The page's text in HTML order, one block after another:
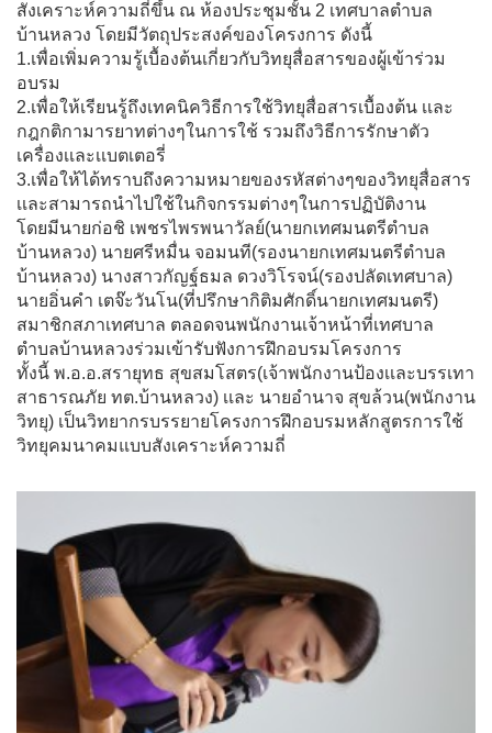
สังเคราะห์ความถี่ขึ้น ณ ห้องประชุมชั้น 2 เทศบาลตำบล
บ้านหลวง โดยมีวัตถุประสงค์ของโครงการ ดังนี้
1.เพื่อเพิ่มความรู้เบื้องต้นเกี่ยวกับวิทยุสื่อสารของผู้เข้าร่วม
อบรม
2.เพื่อให้เรียนรู้ถึงเทคนิควิธีการใช้วิทยุสื่อสารเบื้องต้น เเละ
กฎกติกามารยาทต่างๆในการใช้ รวมถึงวิธีการรักษาตัว
เครื่องเเละเเบตเตอรี่
3.เพื่อให้ได้ทราบถึงความหมายของรหัสต่างๆของวิทยุสื่อสาร
เเละสามารถนำไปใช้ในกิจกรรมต่างๆในการปฏิบัติงาน
โดยมีนายก่อชิ เพชรไพรพนาวัลย์(นายกเทศมนตรีตำบล
บ้านหลวง) นายศรีหมื่น จอมนที(รองนายกเทศมนตรีตำบล
บ้านหลวง) นางสาวกัญฐ์ธมล ดวงวิโรจน์(รองปลัดเทศบาล)
นายอิ่นคำ เตจ๊ะวันโน(ที่ปรึกษากิติมศักดิ์นายกเทศมนตรี)
สมาชิกสภาเทศบาล ตลอดจนพนักงานเจ้าหน้าที่เทศบาล
ตำบลบ้านหลวงร่วมเข้ารับฟังการฝึกอบรมโครงการ
ทั้งนี้ พ.อ.อ.สรายุทธ สุขสมโสตร(เจ้าพนักงานป้องเเละบรรเทา
สาธารณภัย ทต.บ้านหลวง) เเละ นายอำนาจ สุขล้วน(พนักงาน
วิทยุ) เป็นวิทยากรบรรยายโครงการฝึกอบรมหลักสูตรการใช้
วิทยุคมนาคมแบบสังเคราะห์ความถี่